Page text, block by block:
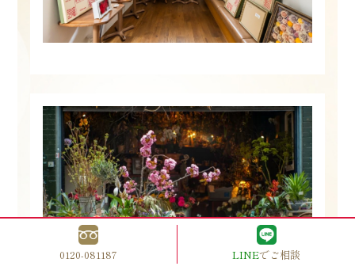
0120-081187 LINEでご相談